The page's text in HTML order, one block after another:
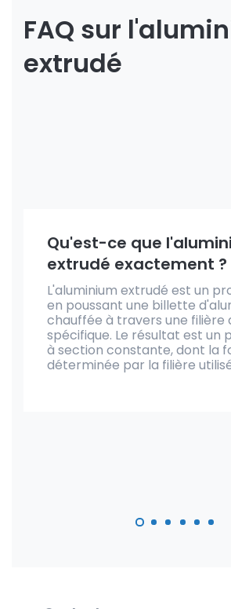
FAQ sur
extrudé
Qu'est-ce que
extrudé exactement ?
L'aluminium extrudé est un
en poussant une billette
chauffée à travers une filière
spécifique. Le résultat est un
à section constante, dont la
déterminée par la filière